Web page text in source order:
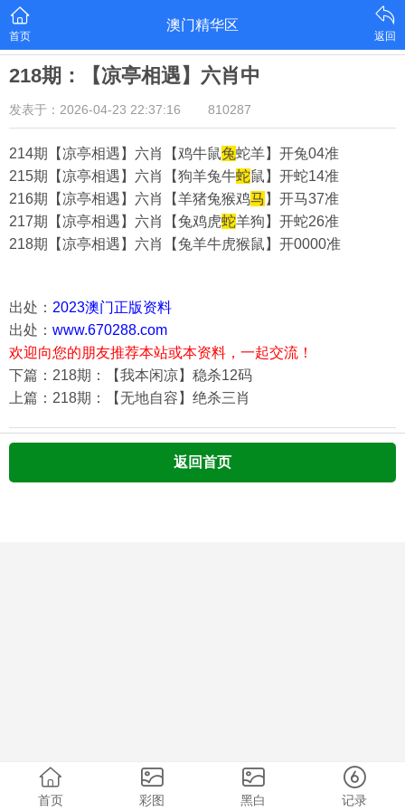
首页
澳门精华区
返回
218期：【凉亭相遇】六肖中
发表于：2026-04-23 22:37:16 810287
214期【凉亭相遇】六肖【鸡牛鼠兔蛇羊】 开兔04准
215期【凉亭相遇】六肖【狗羊兔牛蛇鼠】 开蛇14准
216期【凉亭相遇】六肖【羊猪兔猴鸡马 】 开马37准
217期【凉亭相遇】六肖【兔鸡虎蛇羊狗】 开蛇26准
218期【凉亭相遇】六肖【兔羊牛虎猴鼠】 开0000准
出处： 2023澳门正版资料
出处： www.670288.com
欢迎向您的朋友推荐本站或本资料，一起交流！
下篇：218期：【我本闲凉】稳杀12码
上篇：218期：【无地自容】绝杀三肖
返回首页
首页 彩图 黑白 记录